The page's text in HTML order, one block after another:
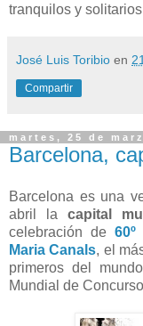
tranquilos y
José Luis Toribio en
Compartir
martes, 25 de
Barcelona,
Barcelona es una
abril la capital
celebración de
Maria Canals, el
primeros del
Mundial de